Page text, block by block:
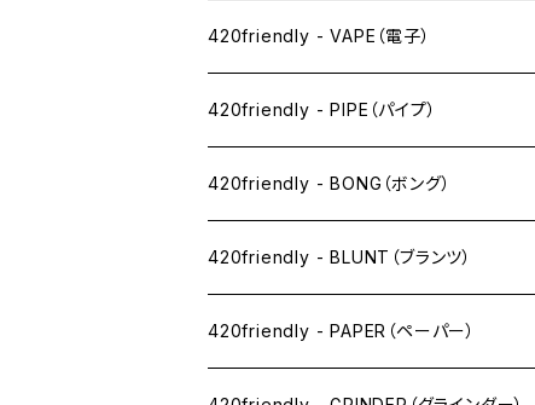
420friendly - VAPE（電子）
ペン下
ニコパフ系
ドライ系
ワックス系
420friendly - PIPE（パイプ）
420friendly - BONG（ボング）
420friendly - BLUNT（ブランツ）
420friendly - PAPER（ペーパー）